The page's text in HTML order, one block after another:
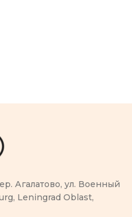
Агалатово, ул. Военный
Leningrad Oblast,